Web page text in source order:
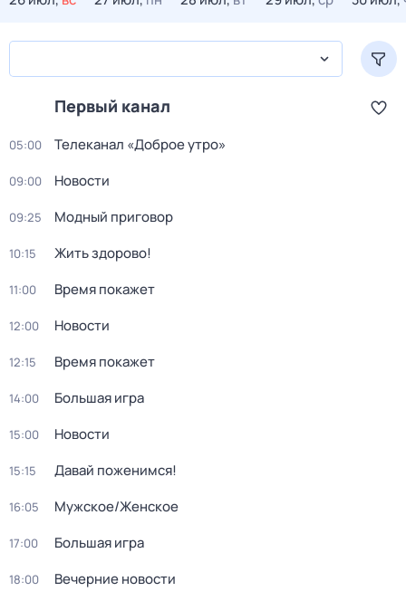
Первый канал
05:00 Телеканал «Доброе утро»
09:00 Новости
09:25 Модный приговор
10:15 Жить здорово!
11:00 Время покажет
12:00 Новости
12:15 Время покажет
14:00 Большая игра
15:00 Новости
15:15 Давай поженимся!
16:05 Мужское/Женское
17:00 Большая игра
18:00 Вечерние новости